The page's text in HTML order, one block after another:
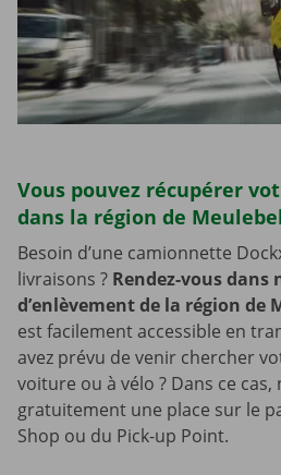
Vous pouvez récupérer
dans la région de
Besoin d’une camionnette
livraisons ? Rendez-vous
d’enlèvement de la région de
est facilement accessible en
avez prévu de venir chercher
voiture ou à vélo ? Dans ce
gratuitement une place sur le
Shop ou du Pick-up Point.